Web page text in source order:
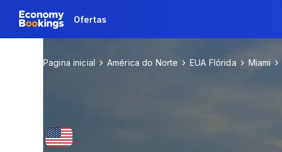
Ofertas
Pagina inicial América do Norte EUA Flórida Miami